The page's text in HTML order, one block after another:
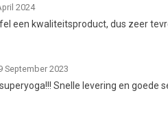
2024
een kwaliteitsproduct, dus zeer
September 2023
Snelle levering en goede